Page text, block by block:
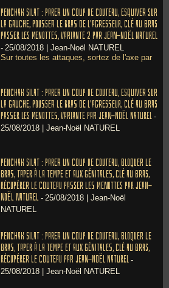
Penchak Silat : Parer un coup de couteau, esquiver sur
la gauche, pousser le bras de l'agresseur, clé au bras
passer les menottes, variante 2 par Jean-Noël Naturel
- 25/08/2018 | Jean-Noël NATUREL
Sur toutes les attaques, sortez de l'axe par
Penchak Silat : Parer un coup de couteau, esquiver sur
la gauche, pousser le bras de l'agresseur, clé au bras
passer les menottes, variante par Jean-Noël Naturel -
25/08/2018 | Jean-Noël NATUREL
Penchak Silat : Parer un coup de couteau, bloquer le
bras, taper à la tempe et aux génitales, clé au bras,
récupérer le couteau passer les menottes par Jean-
Noël Naturel - 25/08/2018 | Jean-Noël
NATUREL
Penchak Silat : Parer un coup de couteau, bloquer le
bras, taper à la tempe et aux génitales, clé au bras,
récupérer le couteau par Jean-Noël Naturel -
25/08/2018 | Jean-Noël NATUREL